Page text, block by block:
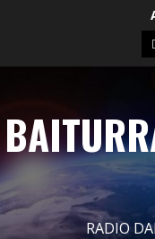
RADIO